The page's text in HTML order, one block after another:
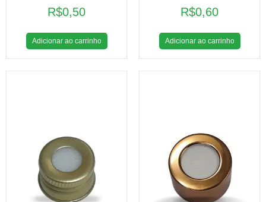
R$0,50
Adicionar ao carrinho
R$0,60
Adicionar ao carrinho